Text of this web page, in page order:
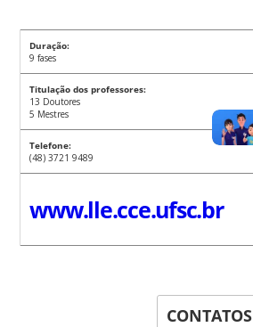
Duração:
9 fases
Titulação dos professores:
13 Doutores
5 Mestres
Telefone:
(48) 3721 9489
www.lle.cce.ufsc.br
CONTATOS